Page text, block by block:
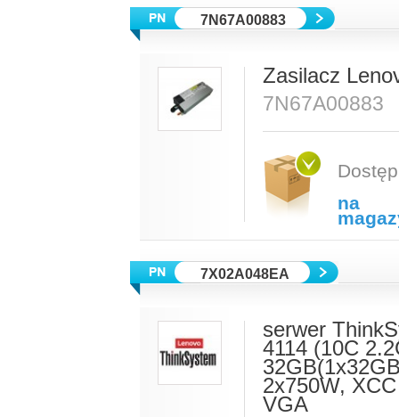
7N67A00883
Zasilacz
7N67A00883
na
7X02A048EA
serwer
4114 (10C
2x750W,
VGA